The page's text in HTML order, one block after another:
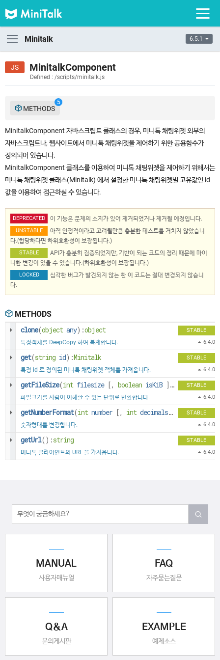
Minitalk 6.5.1
MinitalkComponent
Defined : /scripts/minitalk.js
METHODS
5
MinitalkComponent 자바스크립트 클래스의 경우, 미니톡 채팅위젯 외부의
자바스크립트나, 웹사이트에서 미니톡 채팅위젯을 제어하기 위한 공용함수가
정의되어 있습니다.
MinitalkComponent 클래스를 이용하여 미니톡 채팅위젯을 제어하기 위해서는
미니톡 채팅위젯 클래스(Minitalk) 에서 설정한 미니톡 채팅위젯별 고유값인 id
값을 이용하여 접근하실 수 있습니다.
DEPRECATED 이 기능은 문제의 소지가 있어 제거되었거나 제거될 예정입니다.
UNSTABLE
아직 안정적이라고 고려될만큼 충분한 테스트를 거치지 않았습니
다.(합당하다면 하위호환성이 보장됩니다.)
STABLE
API가 충분히 검증되었지만, 기반이 되는 코드의 정리 때문에 마이
너한 변경이 있을 수 있습니다.(하위호환성이 보장됩니다.)
LOCKED
심각한 버그가 발견되지 않는 한 이 코드는 절대 변경되지 않습니
다.
METHODS
clone(object any):object
특정객체를 DeepCopy 하여 복제합니다.
STABLE
6.4.0
get(string id):Minitalk
특정 id 로 정의된 미니톡 채팅위젯 객체를 가져옵니다.
STABLE
6.4.0
getFileSize(int filesize [, boolean isKiB ] ): string
파일크기를 사람이 이해할 수 있는 단위로 변환합니다.
STABLE
6.4.0
getNumberFormat(int number [, int decimals, string
숫자형태를 변경합니다.
STABLE
6.4.0
getUrl():string
미니톡 클라이언트의 URL 을 가져옵니다.
STABLE
6.4.0
MANUAL
사용자매뉴얼
FAQ
자주묻는질문
Q&A
문의게시판
EXAMPLE
예제소스